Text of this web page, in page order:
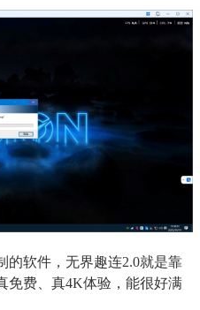
的软件，无界趣连2.0就是靠
免费、真4K体验，能很好满